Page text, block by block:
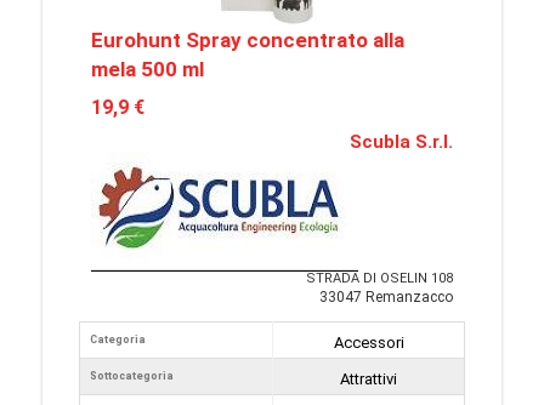
Eurohunt Spray concentrato alla
mela 500 ml
19,9 €
Scubla S.r.l.
STRADA DI OSELIN 108
33047 Remanzacco
Categoria
Sottocategoria
Accessori
Attrattivi